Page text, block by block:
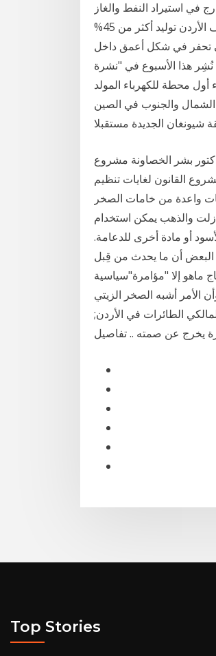
في استيراد النفط والغاز
الطبيعي والمشتقات النفطية. وبموجب استراتيجية الطاقة (2020-2030)، تستهدف الأردن توليد أكثر من 45%
تحفر في شكل أعمق داخل
التقرير، الذي نُشِر هذا الأسبوع في "نشرة
أول محطة للكهرباء المولد
الشمال والجنوب في الصين
بشر الخصاونة مشروع
الوحدات الحكوميّة لسنة 2021م. ويأتي مشروع القانون لغايات تنظيم
واعدة من خامات الصخر
والذهب يمكن استخدام
أو مادة أخرى للدعامة.
البعض أن ما يحدث من قِبل
ماهو إلا "مؤامرة"سياسية
الأمر أشبه الصخر الزيتي
الطائرات في الأردن;
يخرج عن صمته .. تفاصيل
Top Stories